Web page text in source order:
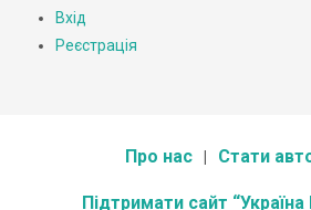
Вхід
Реєстрація
Про нас Стати
Підтримати сайт “Україна